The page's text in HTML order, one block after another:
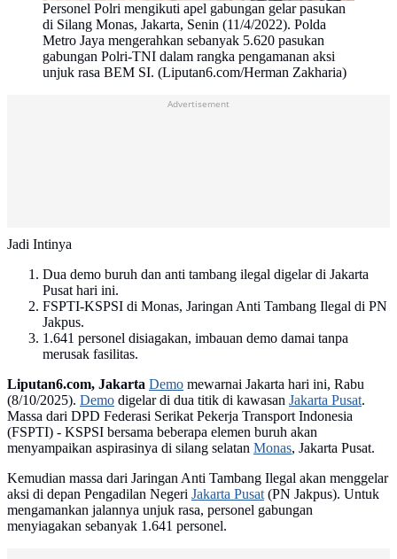
Personel Polri mengikuti apel gabungan gelar pasukan
di Silang Monas, Jakarta, Senin (11/4/2022). Polda
Metro Jaya mengerahkan sebanyak 5.620 pasukan
gabungan Polri-TNI dalam rangka pengamanan aksi
unjuk rasa BEM SI. (Liputan6.com/Herman Zakharia)
Advertisement
Jadi Intinya
Dua demo buruh dan anti tambang ilegal digelar di Jakarta
Pusat hari ini.
FSPTI-KSPSI di Monas, Jaringan Anti Tambang Ilegal di PN
Jakpus.
1.641 personel disiagakan, imbauan demo damai tanpa
merusak fasilitas.
Liputan6.com, Jakarta Demo mewarnai Jakarta hari ini, Rabu
(8/10/2025). Demo digelar di dua titik di kawasan Jakarta Pusat.
Massa dari DPD Federasi Serikat Pekerja Transport Indonesia
(FSPTI) - KSPSI bersama beberapa elemen buruh akan
menyampaikan aspirasinya di silang selatan Monas, Jakarta Pusat.
Kemudian massa dari Jaringan Anti Tambang Ilegal akan menggelar
aksi di depan Pengadilan Negeri Jakarta Pusat(PN Jakpus). Untuk
mengamankan jalannya unjuk rasa, personel gabungan
menyiagakan sebanyak 1.641 personel.